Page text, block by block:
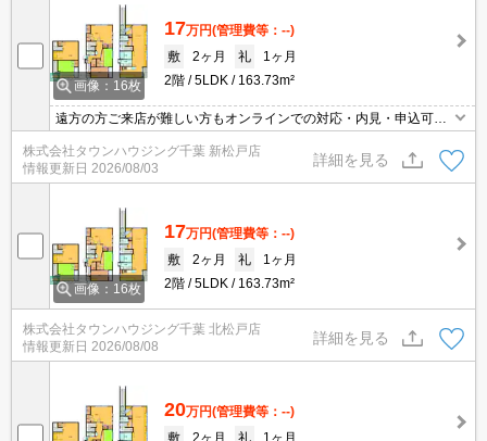
画像：16枚
17万円(管理費等：--)
敷
2ヶ月 礼
1ヶ月
2階
5LDK 163.73m²
遠方の方ご来店が難しい方もオンラインでの対応・内見・申込可能
です。
株式会社タウンハウジング千葉 新松戸店
情報更新日 2026/08/03
詳細を見る
画像：16枚
17万円(管理費等：--)
敷
2ヶ月 礼
1ヶ月
2階
5LDK 163.73m²
株式会社タウンハウジング千葉 北松戸店
情報更新日 2026/08/08
詳細を見る
20万円(管理費等：--)
敷
2ヶ月 礼 1ヶ月